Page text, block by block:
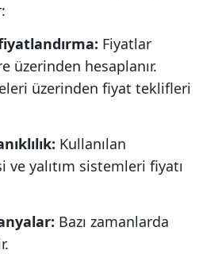
Fiyatlar
üzerinden hesaplanır.
üzerinden fiyat teklifleri
Kullanılan
yalıtım sistemleri fiyatı
Bazı zamanlarda